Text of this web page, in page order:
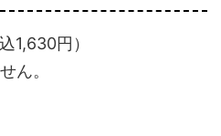
1,630円）
ん。